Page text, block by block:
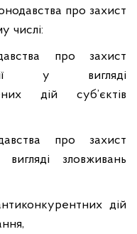
про захист
числі:
про захист
у вигляді
дій суб’єктів
про захист
зловживань
дій